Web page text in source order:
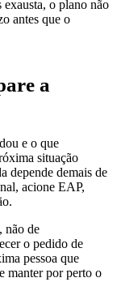
exausta, o plano não
antes que o
a
e o que
situação
depende demais de
acione EAP,
não de
o pedido de
pessoa que
manter por perto o